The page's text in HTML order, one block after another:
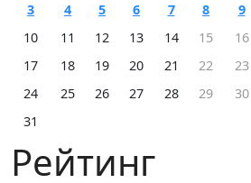
3
4 5 6 7 8
9
10
11 12 13 14 15
16
17
18 19 20 21 22
23
24
25 26 27 28 29
30
31
Рейтинг